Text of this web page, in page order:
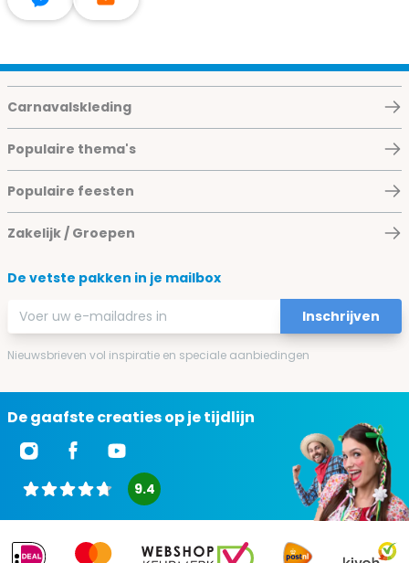
Carnavalskleding
Populaire thema's
Populaire feesten
Zakelijk / Groepen
De vetste pakken in je mailbox
E-mailadres
Inschrijven
Nieuwsbrieven vol inspiratie en speciale aanbiedingen
De gaafste creaties op je tijdlijn
9.4